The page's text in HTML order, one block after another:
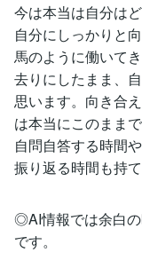
今は本当は自分は
自分にしっかりと
馬のように働いて
去りにしたまま、
思います。向き合
は本当にこのまま
自問自答する時間
振り返る時間も持て
◎AI情報では余白
です。